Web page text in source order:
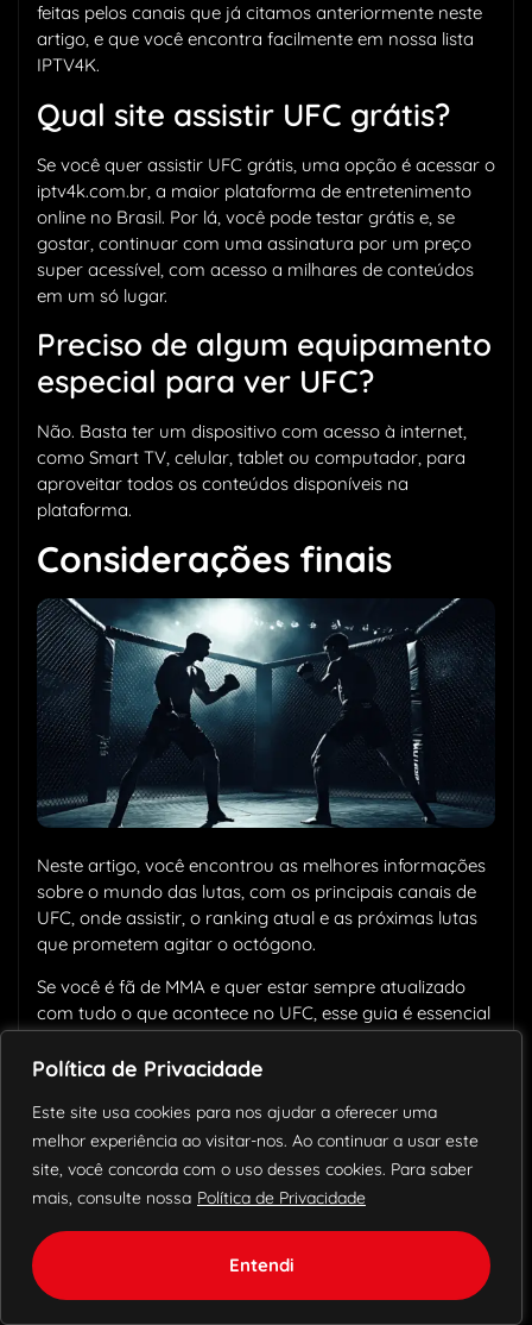
Política de Privacidade
Este site usa cookies para nos ajudar a oferecer uma
melhor experiência ao visitar-nos. Ao continuar a usar este
site, você concorda com o uso desses cookies. Para saber
mais, consulte nossa Política de Privacidade
Entendi
feitas pelos canais que já citamos anteriormente neste
artigo, e que você encontra facilmente em nossa lista
IPTV4K.
Qual site assistir UFC grátis?
Se você quer assistir UFC grátis, uma opção é acessar o
iptv4k.com.br, a maior plataforma de entretenimento
online no Brasil. Por lá, você pode testar grátis e, se
gostar, continuar com uma assinatura por um preço
super acessível, com acesso a milhares de conteúdos
em um só lugar.
Preciso de algum equipamento
especial para ver UFC?
Não. Basta ter um dispositivo com acesso à internet,
como Smart TV, celular, tablet ou computador, para
aproveitar todos os conteúdos disponíveis na
plataforma.
Considerações finais
Neste artigo, você encontrou as melhores informações
sobre o mundo das lutas, com os principais canais de
UFC, onde assistir, o ranking atual e as próximas lutas
que prometem agitar o octógono.
Se você é fã de MMA e quer estar sempre atualizado
com tudo o que acontece no UFC, esse guia é essencial
para acompanhar os grandes eventos, descobrir quais
os melhores canais de UFC, novos lutadores e não
Compartilhe: